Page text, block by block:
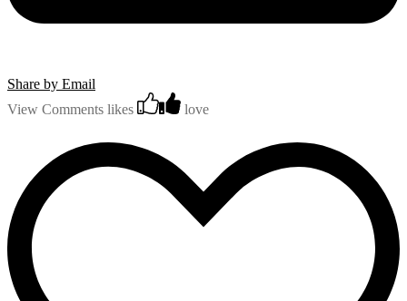
Share by Email
View Comments likes love